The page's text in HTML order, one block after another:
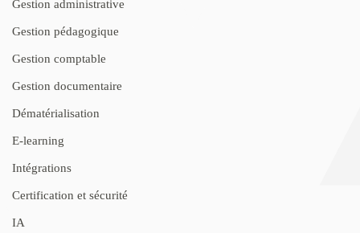
Gestion administrative
Gestion pédagogique
Gestion comptable
Gestion documentaire
Dématérialisation
E-learning
Intégrations
Certification et sécurité
IA